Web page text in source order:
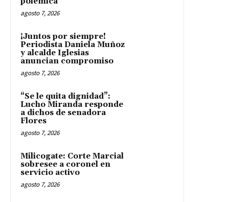
agosto 7, 2026
¡Juntos por siempre!
Periodista Daniela Muñoz
y alcalde Iglesias
anuncian compromiso
agosto 7, 2026
“Se le quita dignidad”:
Lucho Miranda responde
a dichos de senadora
Flores
agosto 7, 2026
Milicogate: Corte Marcial
sobresee a coronel en
servicio activo
agosto 7, 2026